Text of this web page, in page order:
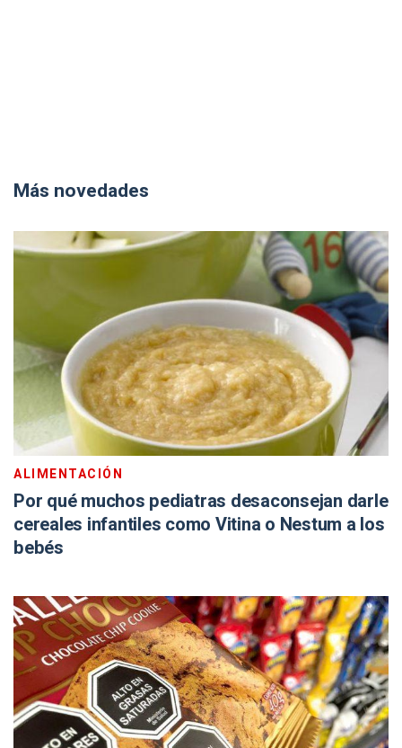
Más novedades
ALIMENTACIÓN
Por qué muchos pediatras desaconsejan darle
cereales infantiles como Vitina o Nestum a los
bebés